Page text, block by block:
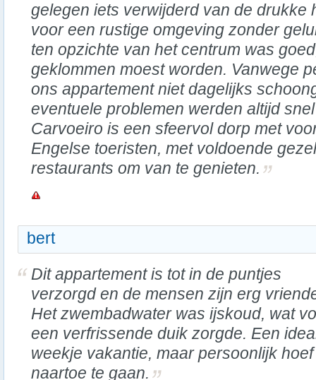
gelegen iets verwijderd van de drukke
voor een rustige omgeving zonder
ten opzichte van het centrum was
geklommen moest worden. Vanwege
ons appartement niet dagelijks
eventuele problemen werden altijd
Carvoeiro is een sfeervol dorp met
Engelse toeristen, met voldoende
restaurants om van te genieten.
bert
Dit appartement is tot in de puntjes
verzorgd en de mensen zijn erg
Het zwembadwater was ijskoud, wat
een verfrissende duik zorgde. Een
weekje vakantie, maar persoonlijk
naartoe te gaan.